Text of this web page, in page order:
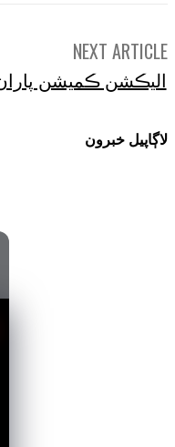
NEXT ARTICLE
اليڪشن ڪميشن
لاڳاپيل خبرون